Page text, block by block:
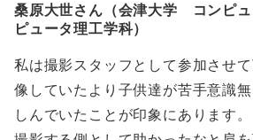
桑原大世さん（会津大学 コンピ
ピュータ理工学科）
私は撮影スタッフとして参加させ
像していたより子供達が苦手意識
しんでいたことが印象にあります。